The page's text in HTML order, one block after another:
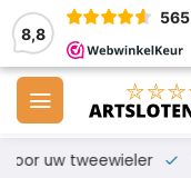
8,8
565
voor uw tweewieler